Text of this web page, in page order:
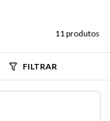
11 produtos
FILTRAR